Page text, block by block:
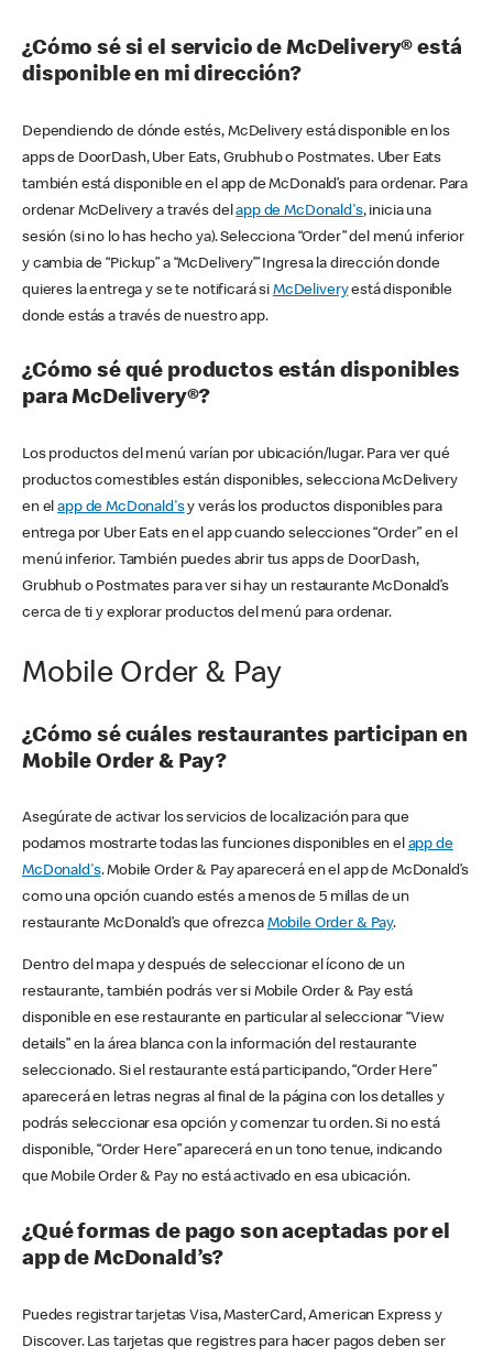
¿Cómo sé si el servicio de McDelivery® está
disponible en mi dirección?
Dependiendo de dónde estés, McDelivery está disponible en los
apps de DoorDash, Uber Eats, Grubhub o Postmates. Uber Eats
también está disponible en el app de McDonald’s para ordenar. Para
ordenar McDelivery a través delapp de McDonald's, inicia una
sesión (si no lo has hecho ya). Selecciona “Order” del menú inferior
y cambia de “Pickup” a “McDelivery’” Ingresa la dirección donde
quieres la entrega y se te notificará si McDeliveryestá disponible
donde estás a través de nuestro app.
¿Cómo sé qué productos están disponibles
para McDelivery®?
Los productos del menú varían por ubicación/lugar. Para ver qué
productos comestibles están disponibles, selecciona McDelivery
en elapp de McDonald'sy verás los productos disponibles para
entrega por Uber Eats en el app cuando selecciones “Order” en el
menú inferior. También puedes abrir tus apps de DoorDash,
Grubhub o Postmates para ver si hay un restaurante McDonald’s
cerca de ti y explorar productos del menú para ordenar.
Mobile Order & Pay
¿Cómo sé cuáles restaurantes participan en
Mobile Order & Pay?
Asegúrate de activar los servicios de localización para que
podamos mostrarte todas las funciones disponibles en el app de
McDonald's. Mobile Order & Pay aparecerá en el app de McDonald’s
como una opción cuando estés a menos de 5 millas de un
restaurante McDonald’s que ofrezca Mobile Order & Pay.
Dentro del mapa y después de seleccionar el ícono de un
restaurante, también podrás ver si Mobile Order & Pay está
disponible en ese restaurante en particular al seleccionar “View
details” en la área blanca con la información del restaurante
seleccionado. Si el restaurante está participando, “Order Here”
aparecerá en letras negras al final de la página con los detalles y
podrás seleccionar esa opción y comenzar tu orden. Si no está
disponible, “Order Here” aparecerá en un tono tenue, indicando
que Mobile Order & Pay no está activado en esa ubicación.
¿Qué formas de pago son aceptadas por el
app de McDonald’s?
Puedes registrar tarjetas Visa, MasterCard, American Express y
Discover. Las tarjetas que registres para hacer pagos deben ser